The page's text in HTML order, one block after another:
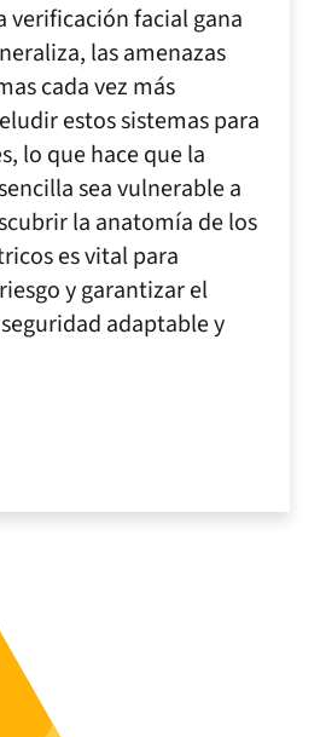
verificación facial gana
las amenazas
cada vez más
estos sistemas para
lo que hace que la
sea vulnerable a
la anatomía de los
es vital para
y garantizar el
adaptable y